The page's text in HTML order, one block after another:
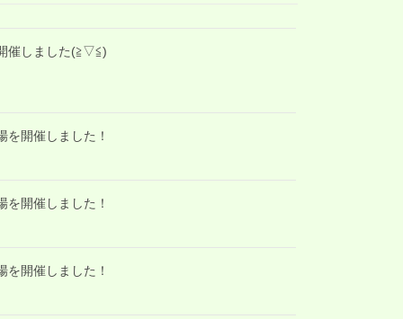
催しました(≧▽≦)
を開催しました！
を開催しました！
を開催しました！